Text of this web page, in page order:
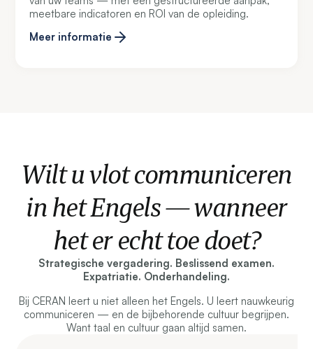
meetbare indicatoren en ROI van de opleiding.
Meer informatie
Wilt u vlot communiceren
in het Engels — wanneer
het er echt toe doet?
Strategische vergadering. Beslissend examen.
Expatriatie. Onderhandeling.
Bij CERAN leert u niet alleen het Engels. U leert nauwkeurig
communiceren — en de bijbehorende cultuur begrijpen.
Want taal en cultuur gaan altijd samen.